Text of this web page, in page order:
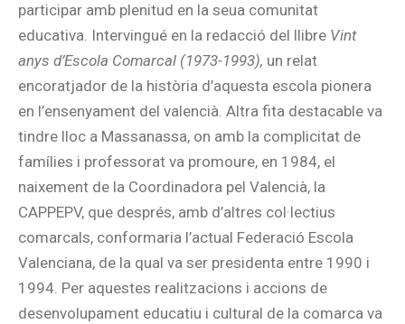
participar amb plenitud en la seua comunitat
educativa. Intervingué en la redacció del llibre Vint
anys d’Escola Comarcal (1973-1993), un relat
encoratjador de la història d’aquesta escola pionera
en l’ensenyament del valencià. Altra fita destacable va
tindre lloc a Massanassa, on amb la complicitat de
famílies i professorat va promoure, en 1984, el
naixement de la Coordinadora pel Valencià, la
CAPPEPV, que després, amb d’altres col·lectius
comarcals, conformaria l’actual Federació Escola
Valenciana, de la qual va ser presidenta entre 1990 i
1994. Per aquestes realitzacions i accions de
desenvolupament educatiu i cultural de la comarca va